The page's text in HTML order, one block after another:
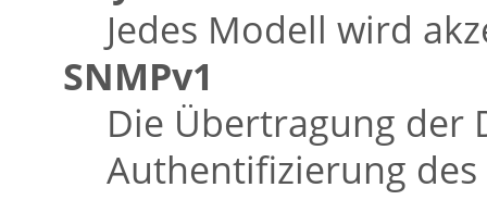
Jedes Modell wird
SNMPv1
Die Übertragung der
Authentifizierung